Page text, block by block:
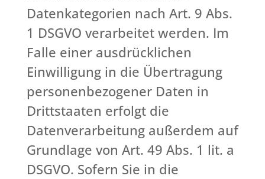
Datenkategorien nach Art. 9 Abs.
1 DSGVO verarbeitet werden. Im
Falle einer ausdrücklichen
Einwilligung in die Übertragung
personenbezogener Daten in
Drittstaaten erfolgt die
Datenverarbeitung außerdem auf
Grundlage von Art. 49 Abs. 1 lit. a
DSGVO. Sofern Sie in die